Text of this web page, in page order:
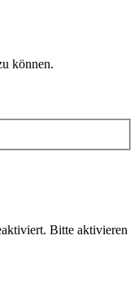
können.
Bitte aktivieren